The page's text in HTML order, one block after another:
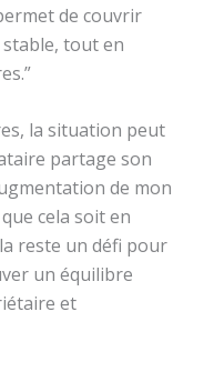
de couvrir
stable, tout en
la situation peut
partage son
de mon
cela soit en
reste un défi pour
un équilibre
et